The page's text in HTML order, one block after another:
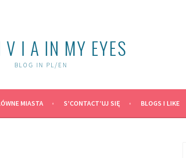
I A IN MY EYES
BLOG IN PL/EN
MIASTA S’CONTACT’UJ SIĘ BLOGS I LIKE